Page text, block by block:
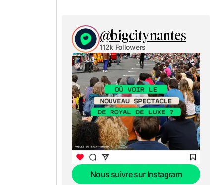
@bigcitynantes
112k Followers
Nous suivre sur Instagram